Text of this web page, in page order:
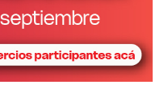
infantilJosé Galeano
respecto a los síntomas,
requiere una persona con